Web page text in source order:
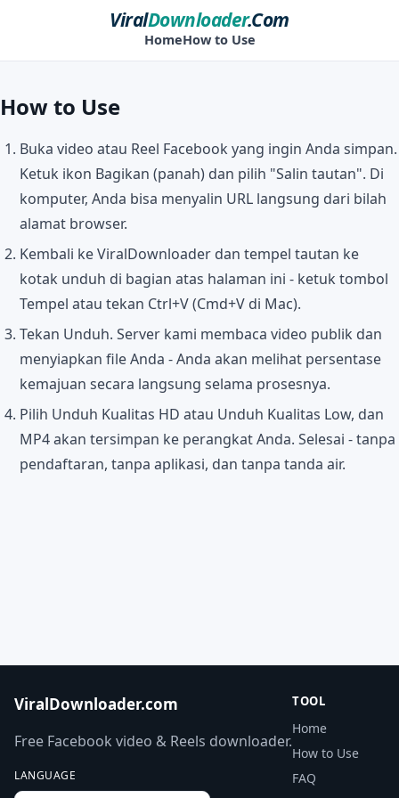
ViralDownloader.Com
HomeHow to Use
How to Use
Buka video atau Reel Facebook yang ingin Anda simpan.
Ketuk ikon Bagikan (panah) dan pilih "Salin tautan". Di
komputer, Anda bisa menyalin URL langsung dari bilah
alamat browser.
Kembali ke ViralDownloader dan tempel tautan ke
kotak unduh di bagian atas halaman ini - ketuk tombol
Tempel atau tekan Ctrl+V (Cmd+V di Mac).
Tekan Unduh. Server kami membaca video publik dan
menyiapkan file Anda - Anda akan melihat persentase
kemajuan secara langsung selama prosesnya.
Pilih Unduh Kualitas HD atau Unduh Kualitas Low, dan
MP4 akan tersimpan ke perangkat Anda. Selesai - tanpa
pendaftaran, tanpa aplikasi, dan tanpa tanda air.
ViralDownloader.com
Free Facebook video & Reels downloader.
LANGUAGE
TOOL
Home
How to Use
FAQ